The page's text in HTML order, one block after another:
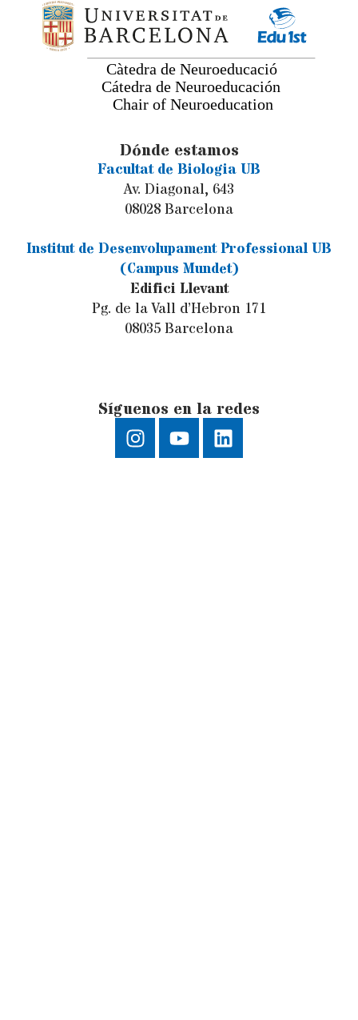
Dónde estamos
Facultat de Biologia UB
Av. Diagonal, 643
08028 Barcelona
Institut de Desenvolupament Professional UB
(Campus Mundet)
Edifici Llevant
Pg. de la Vall d’Hebron 171
08035 Barcelona
Síguenos en la redes